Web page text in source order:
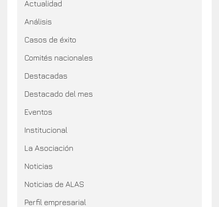
Actualidad
Análisis
Casos de éxito
Comités nacionales
Destacadas
Destacado del mes
Eventos
Institucional
La Asociación
Noticias
Noticias de ALAS
Perfil empresarial